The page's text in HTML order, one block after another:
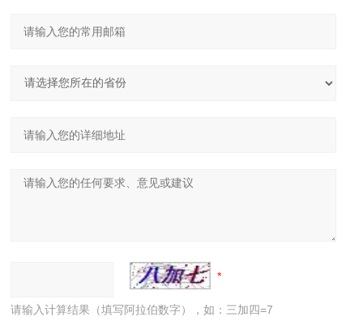
请输入计算结果（填写阿拉伯数字），如：三加四=7